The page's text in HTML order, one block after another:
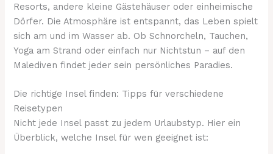
Resorts, andere kleine Gästehäuser oder einheimische
Dörfer. Die Atmosphäre ist entspannt, das Leben spielt
sich am und im Wasser ab. Ob Schnorcheln, Tauchen,
Yoga am Strand oder einfach nur Nichtstun – auf den
Malediven findet jeder sein persönliches Paradies.
Die richtige Insel finden: Tipps für verschiedene
Reisetypen
Nicht jede Insel passt zu jedem Urlaubstyp. Hier ein
Überblick, welche Insel für wen geeignet ist: